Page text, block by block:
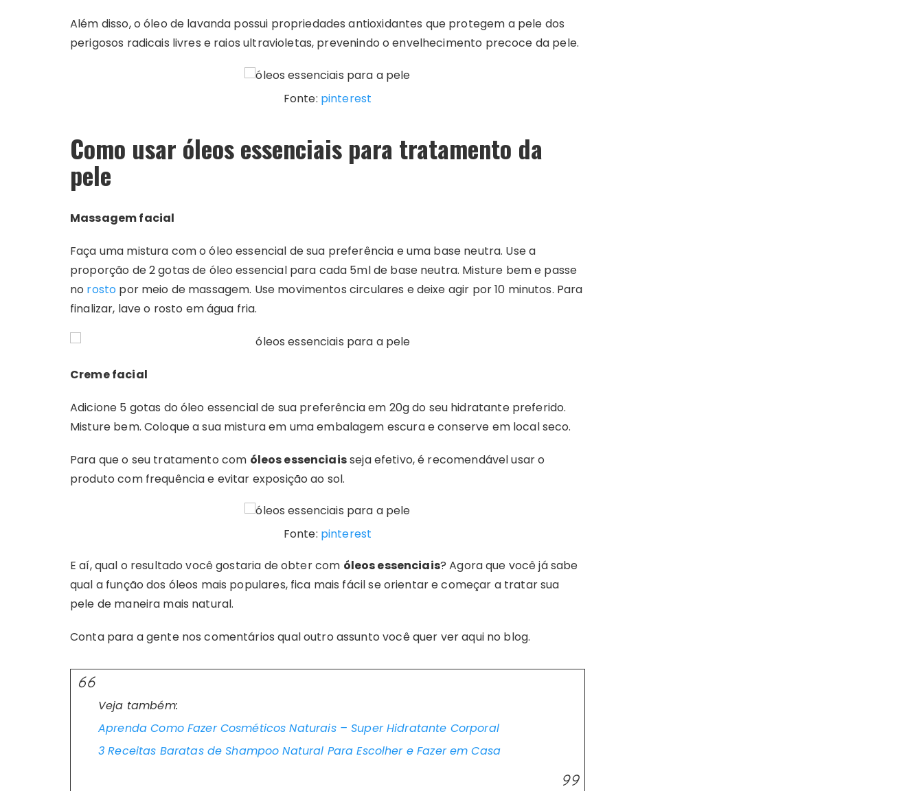
Além disso, o óleo de lavanda possui propriedades antioxidantes que protegem a pele dos
perigosos radicais livres e raios ultravioletas, prevenindo o envelhecimento precoce da pele.
Fonte: pinterest
Como usar óleos essenciais para tratamento da
pele
Massagem facial
Faça uma mistura com o óleo essencial de sua preferência e uma base neutra. Use a
proporção de 2 gotas de óleo essencial para cada 5ml de base neutra. Misture bem e passe
no rosto por meio de massagem. Use movimentos circulares e deixe agir por 10 minutos. Para
finalizar, lave o rosto em água fria.
Creme facial
Adicione 5 gotas do óleo essencial de sua preferência em 20g do seu hidratante preferido.
Misture bem. Coloque a sua mistura em uma embalagem escura e conserve em local seco.
Para que o seu tratamento com óleos essenciaisseja efetivo, é recomendável usar o
produto com frequência e evitar exposição ao sol.
Fonte: pinterest
E aí, qual o resultado você gostaria de obter com óleos essenciais? Agora que você já sabe
qual a função dos óleos mais populares, fica mais fácil se orientar e começar a tratar sua
pele de maneira mais natural.
Conta para a gente nos comentários qual outro assunto você quer ver aqui no blog.
Veja também:
Aprenda Como Fazer Cosméticos Naturais – Super Hidratante Corporal
3 Receitas Baratas de Shampoo Natural Para Escolher e Fazer em Casa